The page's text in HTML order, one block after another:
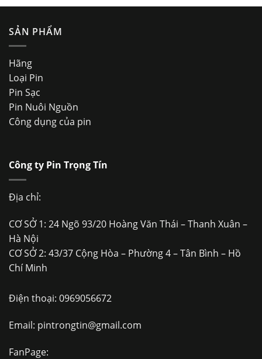
SẢN PHẨM
Hãng
Loại Pin
Pin Sạc
Pin Nuôi Nguồn
Công dụng của pin
Công ty Pin Trọng Tín
Địa chỉ:
CƠ SỞ 1: 24 Ngõ 93/20 Hoàng Văn Thái – Thanh Xuân –
Hà Nội
CƠ SỞ 2: 43/37 Cộng Hòa – Phường 4 – Tân Bình – Hồ
Chí Minh
Điện thoại: 0969056672
Email: pintrongtin@gmail.com
FanPage: